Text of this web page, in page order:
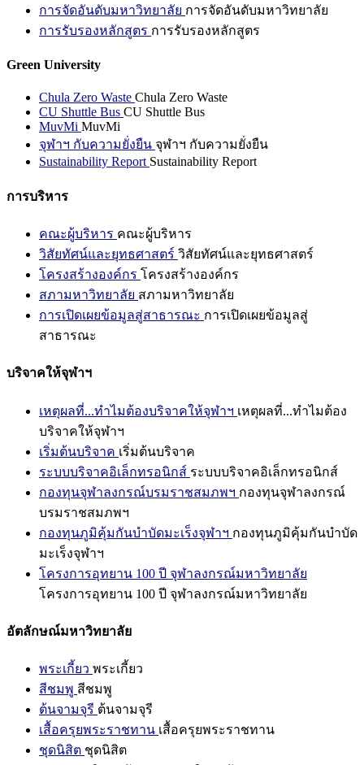
การจัดอันดับมหาวิทยาลัย การจัดอันดับมหาวิทยาลัย
การรับรองหลักสูตร การรับรองหลักสูตร
Green University
Chula Zero Waste Chula Zero Waste
CU Shuttle Bus CU Shuttle Bus
MuvMi MuvMi
จุฬาฯ กับความยั่งยืน จุฬาฯ กับความยั่งยืน
Sustainability Report Sustainability Report
การบริหาร
คณะผู้บริหาร คณะผู้บริหาร
วิสัยทัศน์และยุทธศาสตร์ วิสัยทัศน์และยุทธศาสตร์
โครงสร้างองค์กร โครงสร้างองค์กร
สภามหาวิทยาลัย สภามหาวิทยาลัย
การเปิดเผยข้อมูลสู่สาธารณะ การเปิดเผยข้อมูลสู่
สาธารณะ
บริจาคให้จุฬาฯ
เหตุผลที่...ทำไมต้องบริจาคให้จุฬาฯ เหตุผลที่...ทำไมต้อง
บริจาคให้จุฬาฯ
เริ่มต้นบริจาค เริ่มต้นบริจาค
ระบบบริจาคอิเล็กทรอนิกส์ ระบบบริจาคอิเล็กทรอนิกส์
กองทุนจุฬาลงกรณ์บรมราชสมภพฯ กองทุนจุฬาลงกรณ์
บรมราชสมภพฯ
กองทุนภูมิคุ้มกันบำบัดมะเร็งจุฬาฯ กองทุนภูมิคุ้มกันบำบัด
มะเร็งจุฬาฯ
โครงการอุทยาน 100 ปี จุฬาลงกรณ์มหาวิทยาลัย
โครงการอุทยาน 100 ปี จุฬาลงกรณ์มหาวิทยาลัย
อัตลักษณ์มหาวิทยาลัย
พระเกี้ยว พระเกี้ยว
สีชมพู สีชมพู
ต้นจามจุรี ต้นจามจุรี
เสื้อครุยพระราชทาน เสื้อครุยพระราชทาน
ชุดนิสิต ชุดนิสิต